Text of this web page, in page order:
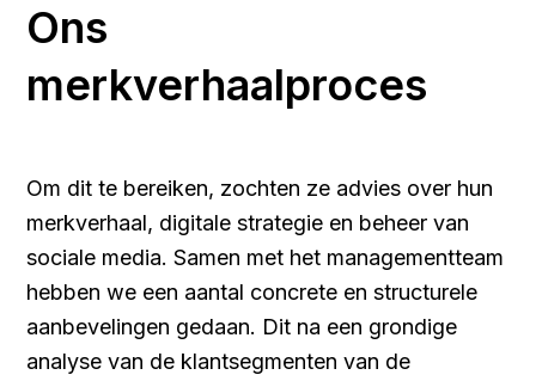
Ons
merkverhaalproces
Om dit te bereiken, zochten ze advies over hun
merkverhaal, digitale strategie en beheer van
sociale media. Samen met het managementteam
hebben we een aantal concrete en structurele
aanbevelingen gedaan. Dit na een grondige
analyse van de klantsegmenten van de